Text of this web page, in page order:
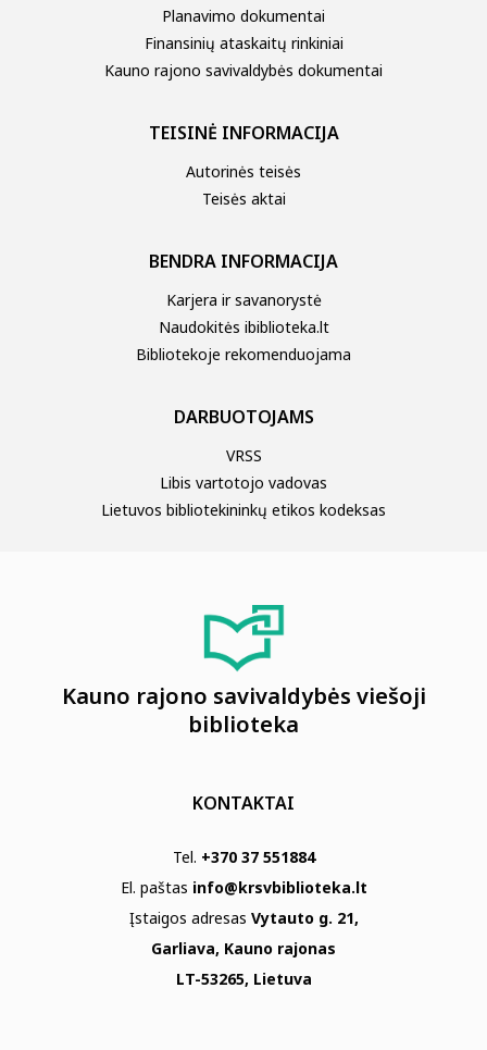
Planavimo dokumentai
Finansinių ataskaitų rinkiniai
Kauno rajono savivaldybės dokumentai
TEISINĖ INFORMACIJA
Autorinės teisės
Teisės aktai
BENDRA INFORMACIJA
Karjera ir savanorystė
Naudokitės ibiblioteka.lt
Bibliotekoje rekomenduojama
DARBUOTOJAMS
VRSS
Libis vartotojo vadovas
Lietuvos bibliotekininkų etikos kodeksas
Kauno rajono savivaldybės viešoji
biblioteka
KONTAKTAI
Tel. +370 37 551884
El. paštas info@krsvbiblioteka.lt
Įstaigos adresas Vytauto g. 21,
Garliava, Kauno rajonas
LT-53265, Lietuva